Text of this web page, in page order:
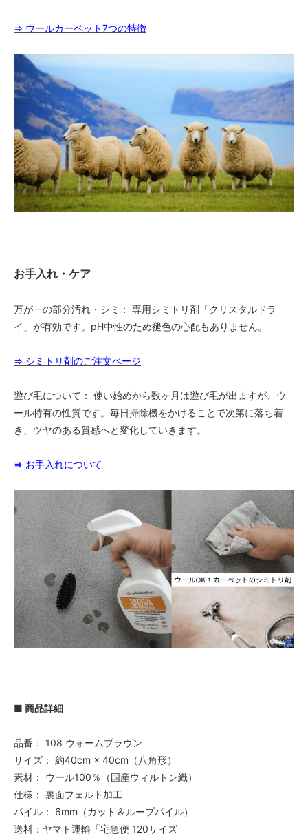
⇒ ウールカーペット7つの特徴
お手入れ・ケア
万が一の部分汚れ・シミ： 専用シミトリ剤「クリスタルドラ
イ」が有効です。pH中性のため褪色の心配もありません。
⇒ シミトリ剤のご注文ページ
遊び毛について： 使い始めから数ヶ月は遊び毛が出ますが、ウ
ール特有の性質です。毎日掃除機をかけることで次第に落ち着
き、ツヤのある質感へと変化していきます。
⇒ お手入れについて
■ 商品詳細
品番： 108 ウォームブラウン
サイズ： 約40cm × 40cm（八角形）
素材： ウール100％（国産ウィルトン織）
仕様： 裏面フェルト加工
パイル： 6mm（カット＆ループパイル）
送料：ヤマト運輸「宅急便 120サイズ